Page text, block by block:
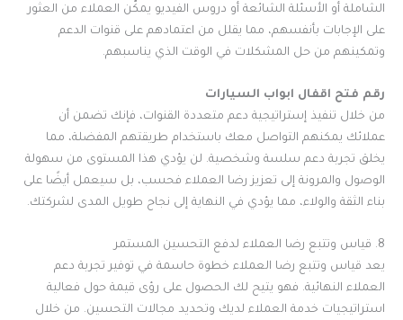
الشاملة أو الأسئلة الشائعة أو دروس الفيديو يمكّن العملاء من العثور
على الإجابات بأنفسهم، مما يقلل من اعتمادهم على قنوات الدعم
وتمكينهم من حل المشكلات في الوقت الذي يناسبهم.
رقم فتح اقفال ابواب السيارات
من خلال تنفيذ إستراتيجية دعم متعددة القنوات، فإنك تضمن أن
عملائك يمكنهم التواصل معك باستخدام طريقتهم المفضلة، مما
يخلق تجربة دعم سلسة وشخصية. لن يؤدي هذا المستوى من سهولة
الوصول والمرونة إلى تعزيز رضا العملاء فحسب، بل سيعمل أيضًا على
بناء الثقة والولاء، مما يؤدي في النهاية إلى نجاح طويل المدى لشركتك.
8. قياس وتتبع رضا العملاء لدفع التحسين المستمر
يعد قياس وتتبع رضا العملاء خطوة حاسمة في توفير تجربة دعم
العملاء النهائية. فهو يتيح لك الحصول على رؤى قيمة حول فعالية
استراتيجيات خدمة العملاء لديك وتحديد مجالات التحسين. من خلال